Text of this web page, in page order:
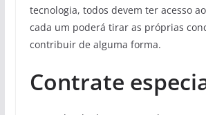
tecnologia, todos devem ter acesso
cada um poderá tirar as próprias
contribuir de alguma forma.
Contrate